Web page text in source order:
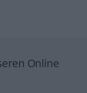
Online